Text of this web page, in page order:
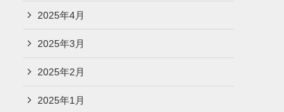
2025年4月
2025年3月
2025年2月
2025年1月